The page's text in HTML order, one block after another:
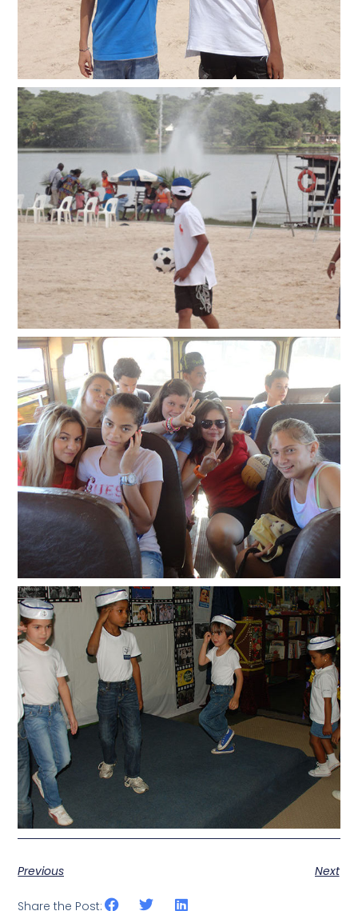
Previous Next
Share the Post: